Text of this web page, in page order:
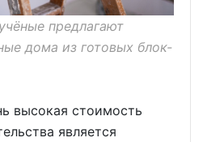
предлагают
дома из готовых блок-
высокая стоимость
является